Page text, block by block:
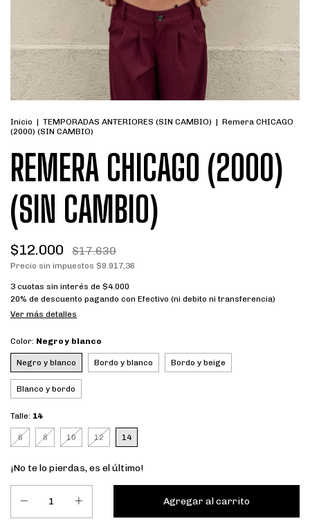
Inicio | TEMPORADAS ANTERIORES (SIN CAMBIO) | Remera CHICAGO
(2000) (SIN CAMBIO)
REMERA CHICAGO (2000)
(SIN CAMBIO)
$12.000 $17.630
Precio sin impuestos $9.917,36
3 cuotas sin interés de $4.000
20% de descuento pagando con Efectivo (ni debito ni transferencia)
Ver más detalles
Color: Negro y blanco
Negro y blanco Bordo y blanco Bordo y beige
Blanco y bordo
Talle: 14
6 8 10 12 14
¡No te lo pierdas, es el último!